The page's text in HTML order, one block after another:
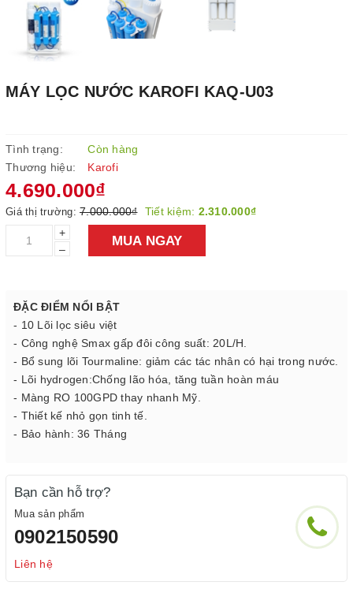
MÁY LỌC NƯỚC KAROFI KAQ-U03
Tình trạng:
Còn hàng
Thương hiệu:
Karofi
4.690.000₫
Giá thị trường: 7.000.000₫ Tiết kiệm: 2.310.000₫
+
–
MUA NGAY
ĐẶC ĐIỂM NỔI BẬT
- 10 Lõi lọc siêu việt
- Công nghệ Smax gấp đôi công suất: 20L/H.
- Bổ sung lõi Tourmaline: giảm các tác nhân có hại trong nước.
- Lõi hydrogen:Chống lão hóa, tăng tuần hoàn máu
- Màng RO 100GPD thay nhanh Mỹ.
- Thiết kế nhỏ gọn tinh tế.
- Bảo hành: 36 Tháng
Bạn cần hỗ trợ?
Mua sản phẩm
0902150590
Liên hệ